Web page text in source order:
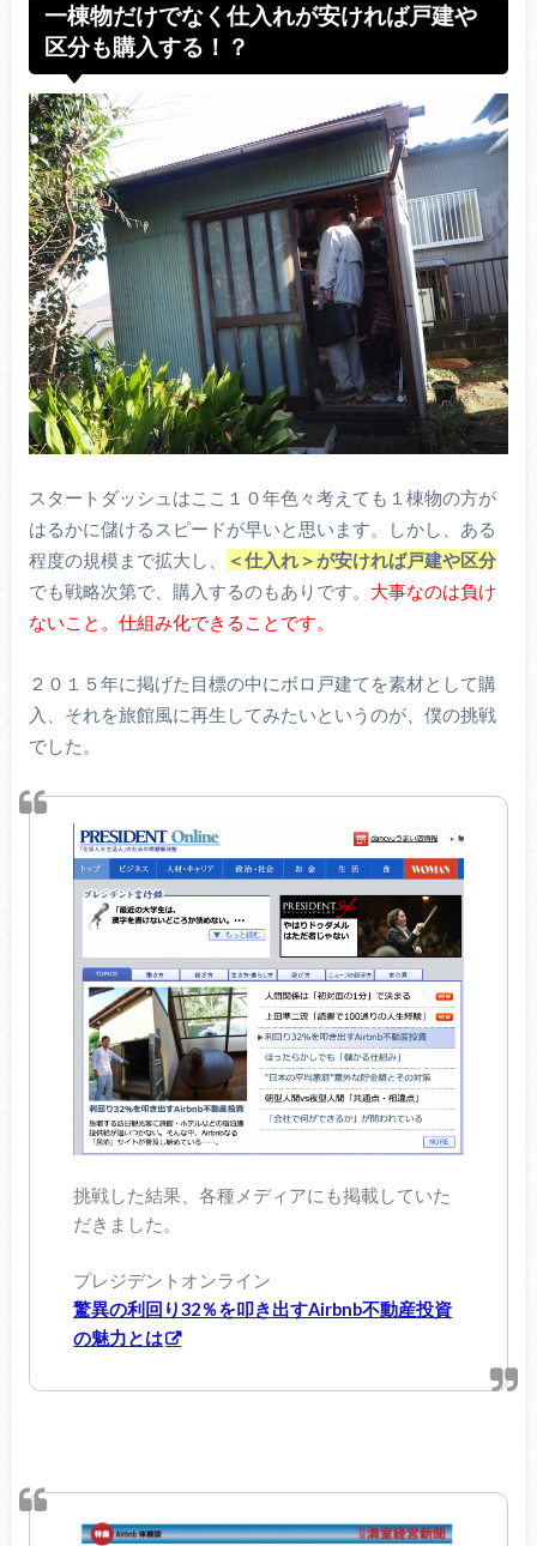
一棟物だけでなく仕入れが安ければ戸建や
区分も購入する！？
スタートダッシュはここ１０年色々考えても１棟物の方が
はるかに儲けるスピードが早いと思います。しかし、ある
程度の規模まで拡大し、
＜仕入れ＞が安ければ戸建や区分
でも戦略次第で、購入するのもありです。 大事なのは負け
ないこと。仕組み化できることです。
２０１５年に掲げた目標の中にボロ戸建てを素材として購
入、それを旅館風に再生してみたいというのが、僕の挑戦
でした。
挑戦した結果、各種メディアにも掲載していた
だきました。
プレジデントオンライン
驚異の利回り32％を叩き出すAirbnb不動産投資
の魅力とは